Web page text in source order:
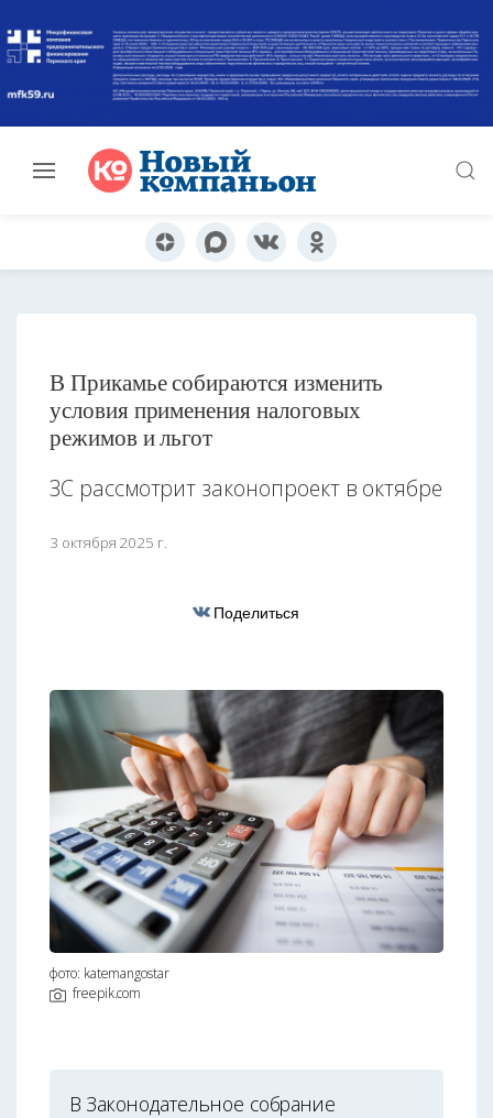
В Прикамье собираются изменить
условия применения налоговых
режимов и льгот
ЗС рассмотрит законопроект в октябре
3 октября 2025 г.
Поделиться
фото: katemangostar
freepik.com
В Законодательное собрание